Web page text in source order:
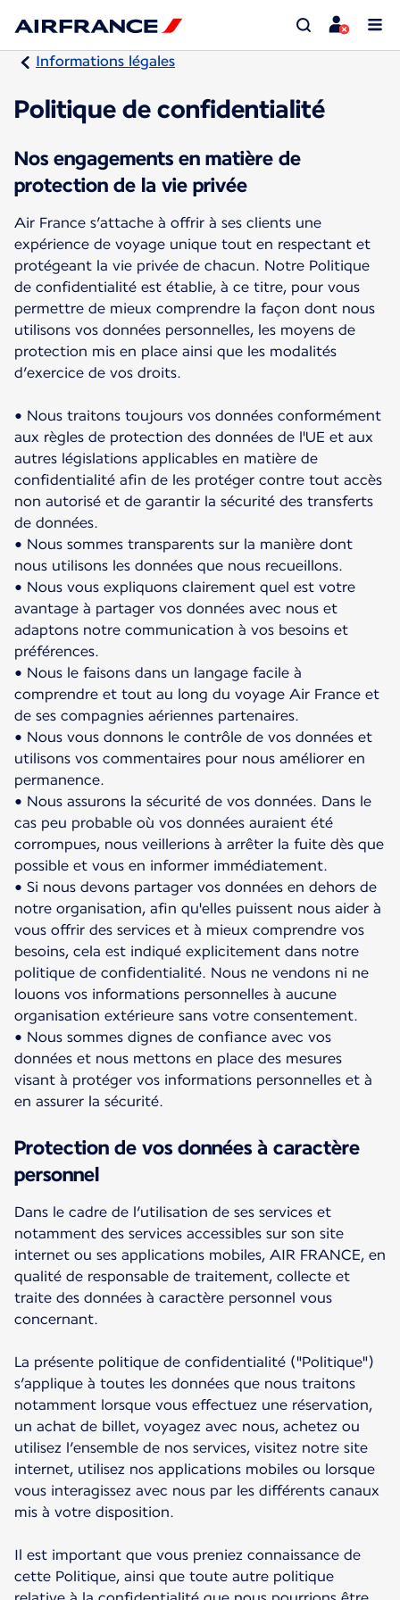
Informations légales
Politique de confidentialité
Nos engagements en matière de
protection de la vie privée
Air France s’attache à offrir à ses clients une
expérience de voyage unique tout en respectant et
protégeant la vie privée de chacun. Notre Politique
de confidentialité est établie, à ce titre, pour vous
permettre de mieux comprendre la façon dont nous
utilisons vos données personnelles, les moyens de
protection mis en place ainsi que les modalités
d’exercice de vos droits.
• Nous traitons toujours vos données conformément
aux règles de protection des données de l'UE et aux
autres législations applicables en matière de
confidentialité afin de les protéger contre tout accès
non autorisé et de garantir la sécurité des transferts
de données.
• Nous sommes transparents sur la manière dont
nous utilisons les données que nous recueillons.
• Nous vous expliquons clairement quel est votre
avantage à partager vos données avec nous et
adaptons notre communication à vos besoins et
préférences.
• Nous le faisons dans un langage facile à
comprendre et tout au long du voyage Air France et
de ses compagnies aériennes partenaires.
• Nous vous donnons le contrôle de vos données et
utilisons vos commentaires pour nous améliorer en
permanence.
• Nous assurons la sécurité de vos données. Dans le
cas peu probable où vos données auraient été
corrompues, nous veillerions à arrêter la fuite dès que
possible et vous en informer immédiatement.
• Si nous devons partager vos données en dehors de
notre organisation, afin qu'elles puissent nous aider à
vous offrir des services et à mieux comprendre vos
besoins, cela est indiqué explicitement dans notre
politique de confidentialité. Nous ne vendons ni ne
louons vos informations personnelles à aucune
organisation extérieure sans votre consentement.
• Nous sommes dignes de confiance avec vos
données et nous mettons en place des mesures
visant à protéger vos informations personnelles et à
en assurer la sécurité.
Protection de vos données à caractère
personnel
Dans le cadre de l’utilisation de ses services et
notamment des services accessibles sur son site
internet ou ses applications mobiles, AIR FRANCE, en
qualité de responsable de traitement, collecte et
traite des données à caractère personnel vous
concernant.
La présente politique de confidentialité ("Politique")
s’applique à toutes les données que nous traitons
notamment lorsque vous effectuez une réservation,
un achat de billet, voyagez avec nous, achetez ou
utilisez l’ensemble de nos services, visitez notre site
internet, utilisez nos applications mobiles ou lorsque
vous interagissez avec nous par les différents canaux
mis à votre disposition.
Il est important que vous preniez connaissance de
cette Politique, ainsi que toute autre politique